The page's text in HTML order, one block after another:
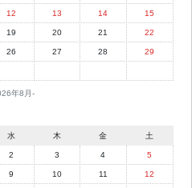
年8月
12 13 14 15
19 20 21 22
26 27 28 29
水 木 金 土
2 3 4 5
9 10 11 12